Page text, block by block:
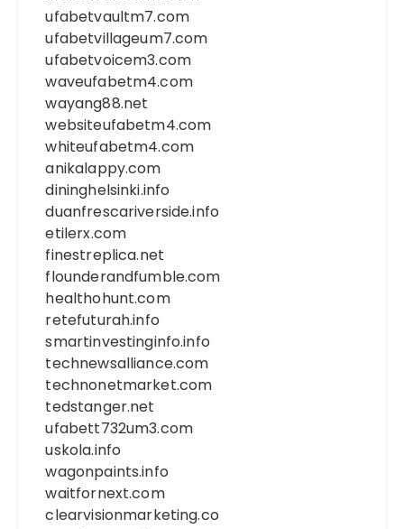
ufabetvaultm7.com
ufabetvillageum7.com
ufabetvoicem3.com
waveufabetm4.com
wayang88.net
websiteufabetm4.com
whiteufabetm4.com
anikalappy.com
dininghelsinki.info
duanfrescariverside.info
etilerx.com
finestreplica.net
flounderandfumble.com
healthohunt.com
retefuturah.info
smartinvestinginfo.info
technewsalliance.com
technonetmarket.com
tedstanger.net
ufabett732um3.com
uskola.info
wagonpaints.info
waitfornext.com
clearvisionmarketing.co